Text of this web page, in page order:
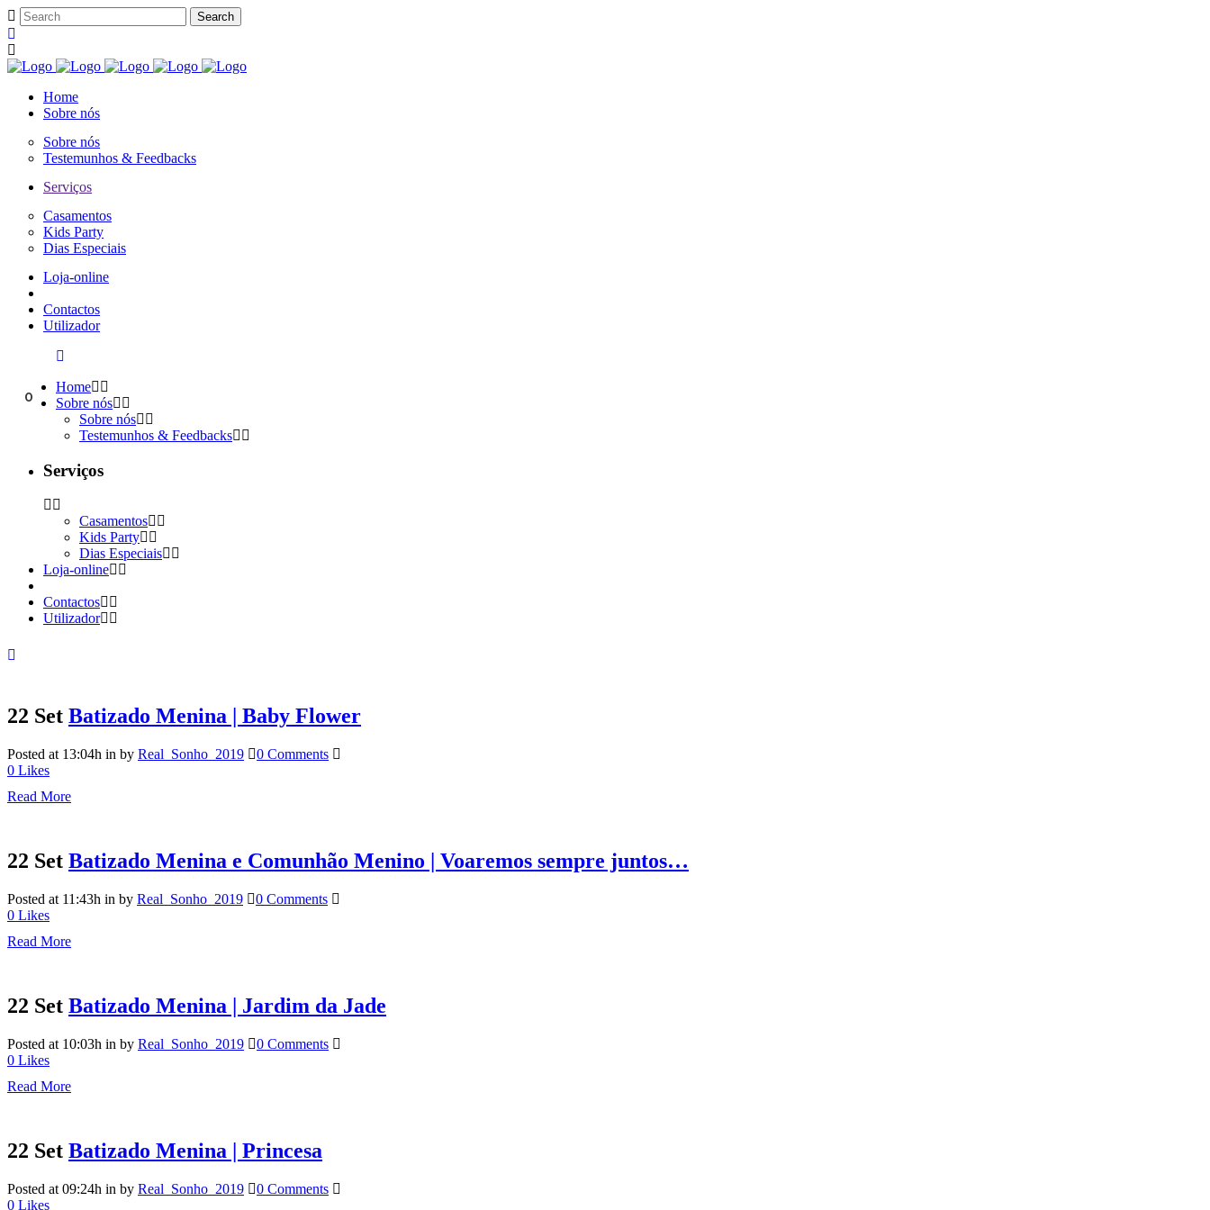
Home
Sobre nós
Sobre nós
Testemunhos & Feedbacks
Serviços
Casamentos
Kids Party
Dias Especiais
Loja-online
Contactos
Utilizador
0
Home
Sobre nós
Sobre nós
Testemunhos & Feedbacks
Serviços
Casamentos
Kids Party
Dias Especiais
Loja-online
Contactos
Utilizador
22 Set Batizado Menina | Baby Flower
Posted at 13:04h in by Real_Sonho_2019
0 Comments
0 Likes
Read More
22 Set Batizado Menina e Comunhão Menino | Voaremos sempre juntos…
Posted at 11:43h in by Real_Sonho_2019
0 Comments
0 Likes
Read More
22 Set Batizado Menina | Jardim da Jade
Posted at 10:03h in by Real_Sonho_2019
0 Comments
0 Likes
Read More
22 Set Batizado Menina | Princesa
Posted at 09:24h in by Real_Sonho_2019
0 Comments
0 Likes